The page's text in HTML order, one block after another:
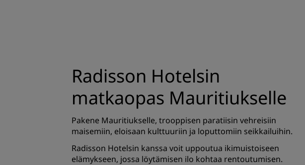
Radisson Hotelsin
matkaopas Mauritiukselle
Pakene Mauritiukselle, trooppisen paratiisin vehreisiin
maisemiin, eloisaan kulttuuriin ja loputtomiin seikkailuihin.
Radisson Hotelsin kanssa voit uppoutua ikimuistoiseen
elämykseen, jossa löytämisen ilo kohtaa rentoutumisen.